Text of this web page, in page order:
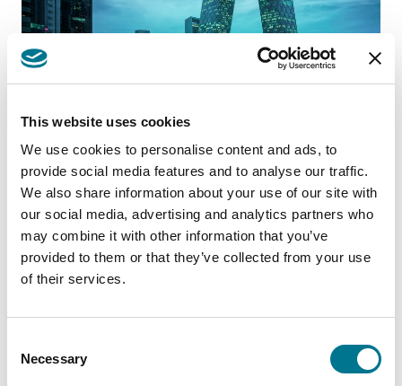
This website uses cookies
We use cookies to personalise content and ads, to
provide social media features and to analyse our traffic.
We also share information about your use of our site with
our social media, advertising and analytics partners who
may combine it with other information that you’ve
provided to them or that they’ve collected from your use
of their services.
Selection
Necessary
Posted inPublications Tagged
Posts navigation
1 … 9 10 11
Cerca
Cerca
Articoli recenti
Search data under the Digital Markets Act
Lo sport davanti alla Corte di Giustizia dell’Unione